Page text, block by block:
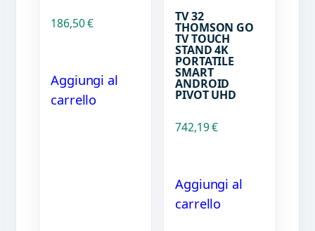
186,50€
Aggiungi al
carrello
TV 32
THOMSON GO
TV TOUCH
STAND 4K
PORTATILE
SMART
ANDROID
PIVOT UHD
742,19€
Aggiungi al
carrello